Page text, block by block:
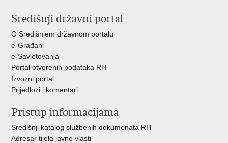
FacebookuTwitteru
Središnji državni portal
O Središnjem državnom portalu
e-Građani
e-Savjetovanja
Portal otvorenih podataka RH
Izvozni portal
Prijedlozi i komentari
Pristup informacijama
Središnji katalog službenih dokumenata RH
Adresar tijela javne vlasti